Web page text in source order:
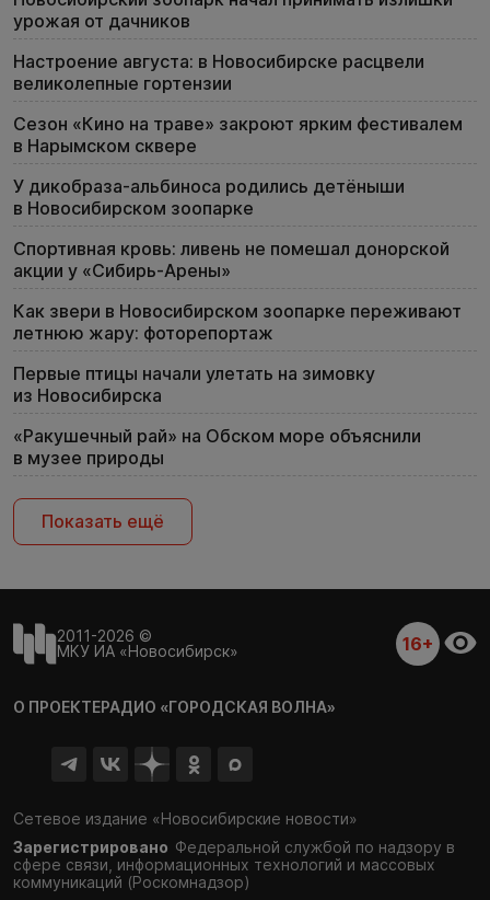
урожая от дачников
Настроение августа: в Новосибирске расцвели
великолепные гортензии
Сезон «Кино на траве» закроют ярким фестивалем
в Нарымском сквере
У дикобраза-альбиноса родились детёныши
в Новосибирском зоопарке
Спортивная кровь: ливень не помешал донорской
акции у «Сибирь-Арены»
Как звери в Новосибирском зоопарке переживают
летнюю жару: фоторепортаж
Первые птицы начали улетать на зимовку
из Новосибирска
«Ракушечный рай» на Обском море объяснили
в музее природы
Показать ещё
2011-2026 ©
МКУ ИА «Новосибирск»
16+
О ПРОЕКТЕРАДИО «ГОРОДСКАЯ ВОЛНА»
Сетевое издание «Новосибирские новости»
Зарегистрировано Федеральной службой по надзору в
сфере связи, информационных технологий и массовых
коммуникаций (Роскомнадзор)